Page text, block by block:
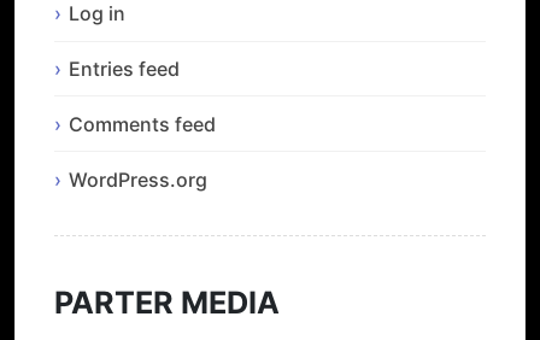
Log in
Entries feed
Comments feed
WordPress.org
PARTER MEDIA